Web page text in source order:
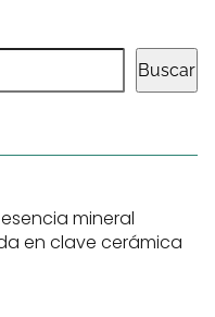
Buscar
mineral
en clave cerámica